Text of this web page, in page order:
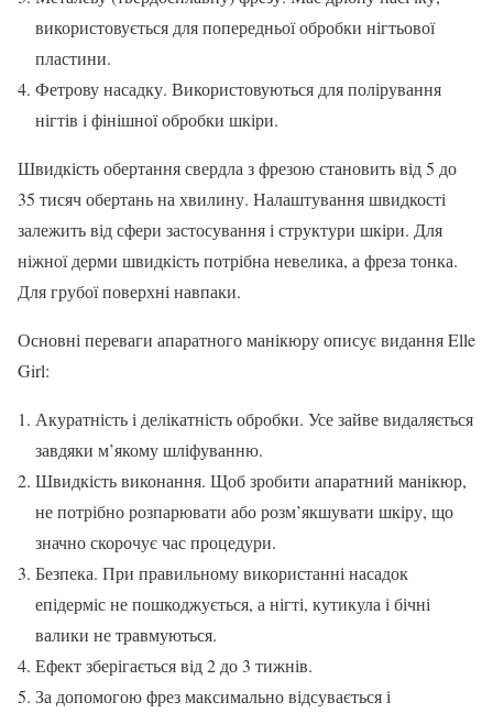
використовується для попередньої обробки нігтьової
пластини.
Фетрову насадку. Використовуються для полірування
нігтів і фінішної обробки шкіри.
Швидкість обертання свердла з фрезою становить від 5 до
35 тисяч обертань на хвилину. Налаштування швидкості
залежить від сфери застосування і структури шкіри. Для
ніжної дерми швидкість потрібна невелика, а фреза тонка.
Для грубої поверхні навпаки.
Основні переваги апаратного манікюру описує видання Elle
Girl:
Акуратність і делікатність обробки. Усе зайве видаляється
завдяки м’якому шліфуванню.
Швидкість виконання. Щоб зробити апаратний манікюр,
не потрібно розпарювати або розм’якшувати шкіру, що
значно скорочує час процедури.
Безпека. При правильному використанні насадок
епідерміс не пошкоджується, а нігті, кутикула і бічні
валики не травмуються.
Ефект зберігається від 2 до 3 тижнів.
За допомогою фрез максимально відсувається і